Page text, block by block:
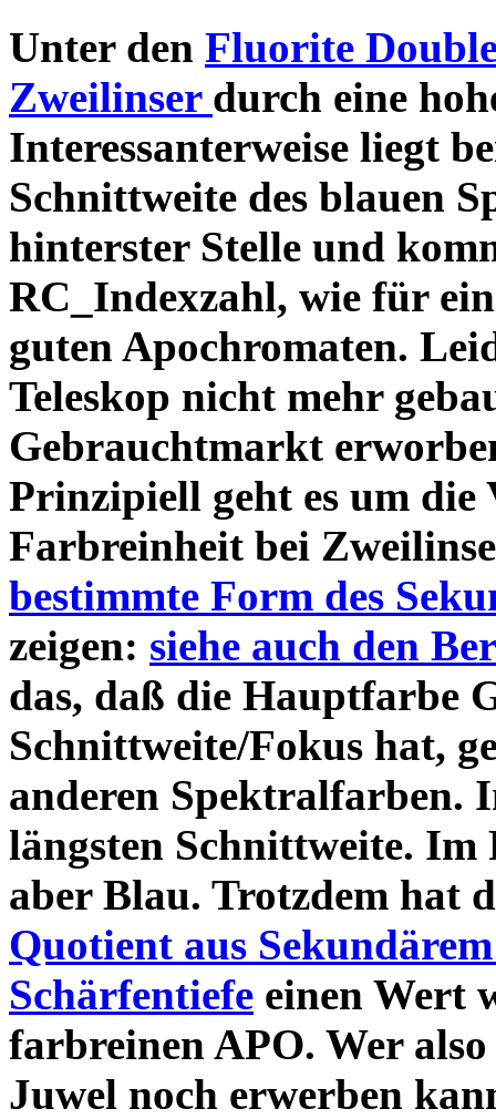
Unter den Fluorite
Zweilinser durch eine
Interessanterweise liegt
Schnittweite des blauen
hinterster Stelle und
RC_Indexzahl, wie für
guten Apochromaten.
Teleskop nicht mehr
Gebrauchtmarkt
Prinzipiell geht es um
Farbreinheit bei
bestimmte Form des
zeigen: siehe auch den
das, daß die Hauptfarbe
Schnittweite/Fokus hat,
anderen Spektralfarben.
längsten Schnittweite. Im
aber Blau. Trotzdem hat
Quotient aus
Schärfentiefe einen Wert
farbreinen APO. Wer
Juwel noch erwerben